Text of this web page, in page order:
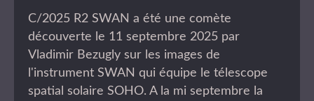
C/2025 R2 SWAN a été une comète
découverte le 11 septembre 2025 par
Vladimir Bezugly sur les images de
l'instrument SWAN qui équipe le télescope
spatial solaire SOHO. A la mi septembre la